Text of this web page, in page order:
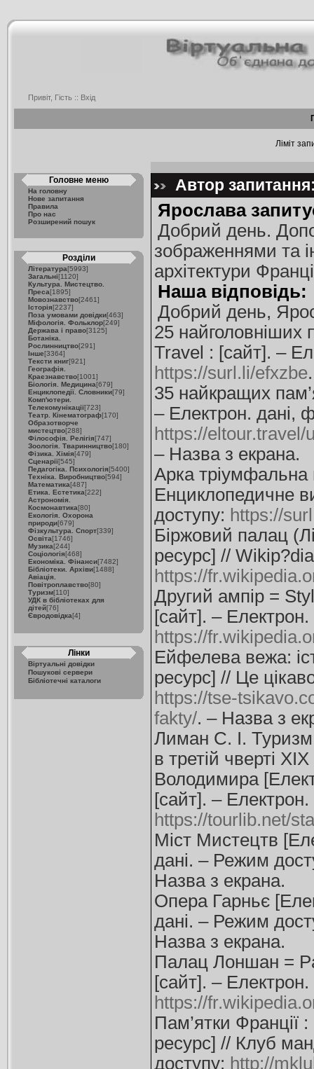
Привіт, Гість :: Вхід
Ліміт
Головне меню
На головну
Нове запитання
Правила
Про нас
Розширений пошук
Розділи
Література[5993]
Загальні[1120]
Культура. Мистецтво.
Преса[1895]
Мовознавство[2461]
Історія[2237]
Поза умовами довідки[463]
Міфологія. Фольклор[249]
Держава і право[3125]
Ботаніка.
Рослинництво[291]
Інше[3364]
Тексти книг[921]
Географія.
Краєзнавство[1001]
Біологія. Медицина[679]
Енциклопедії. Словники[79]
Комп'ютери.
Телекомунікації[723]
Театр. Кінематограф[170]
Образотворче
мистецтво[288]
Філософія. Релігія[747]
Зоологія. Тваринництво[180]
Фізика. Хімія[479]
Сценарії[545]
Педагогіка. Психологія[5400]
Техніка. Виробництво[594]
Математика[487]
Етика. Естетика[222]
Астрономія.
Космонавтика[80]
Екологія. Охорона
природи[679]
Фізкультура. Спорт[339]
Освіта[1746]
Музика[244]
Соціологія[468]
Економіка. Фінанси[7482]
Бібліотеки. Архіви[1488]
Авіація.
Повітроплавство[80]
Туризм[110]
УДК в бібліотеках для
дітей[76]
Євродовідка[4]
Лінки
Віртуальні довідки
Пошукові сервери
Бібліотечні каталоги
Автор
Ярослава
Добрий день.
зображеннями та
архітектури
Наша відповідь:
Добрий день,
25 найголовніших
Travel : [сайт]. –
https://surl.li/efxzbe
35 найкращих
– Електрон. дані,
https://
– Назва з екрана.
Арка тріумфальна
Енциклопедичне
доступу: https://
Біржовий палац
ресурс] //
https://
Другий ампір =
[сайт]. –
https://
Ейфелева вежа:
ресурс] // Це
https://tse-
fakty/. – Назва з
Лиман С. І. Туризм
в третій чверті
Володимира
[сайт]. –
https://tourlib.net/
Міст Мистецтв
дані. – Режим
Назва з екрана.
Опера Гарньє
дані. – Режим
Назва з екрана.
Палац Лоншан =
[сайт]. –
https://
Пам’ятки Франції
ресурс] // Клуб
доступу: http://